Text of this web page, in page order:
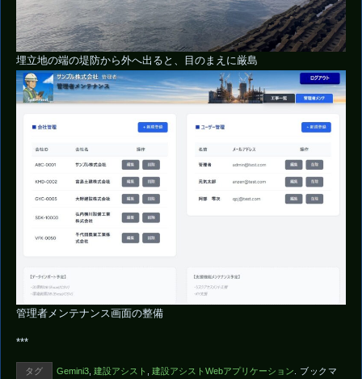
埋立地の端の堤防から外へ出ると、目のまえに厳島
管理者メンテナンス画面の整備
***
タグ Gemini3, 建設アシスト 建設アシストWebアプリケーション
ブックマ